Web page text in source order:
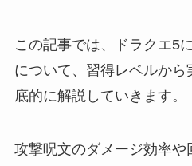
この記事では、ドラクエ5
について、習得レベルか
底的に解説していきます。
攻撃呪文のダメージ効率や